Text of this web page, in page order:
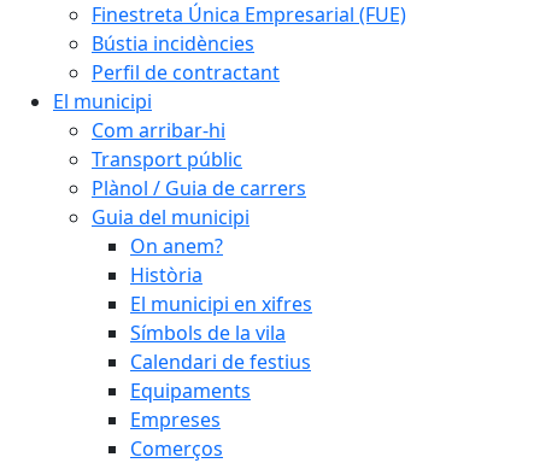
Finestreta Única Empresarial (FUE)
Bústia incidències
Perfil de contractant
El municipi
Com arribar-hi
Transport públic
Plànol / Guia de carrers
Guia del municipi
On anem?
Història
El municipi en xifres
Símbols de la vila
Calendari de festius
Equipaments
Empreses
Comerços